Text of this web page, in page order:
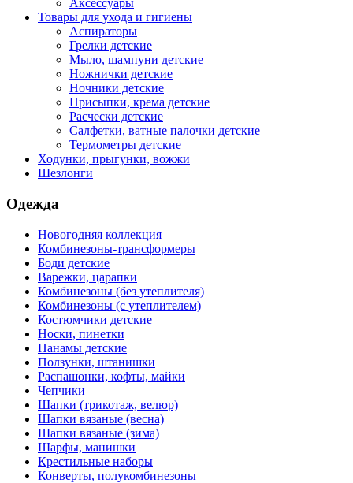
Аксессуары
Товары для ухода и гигиены
Аспираторы
Грелки детские
Мыло, шампуни детские
Ножнички детские
Ночники детские
Присыпки, крема детские
Расчески детские
Салфетки, ватные палочки детские
Термометры детские
Ходунки, прыгунки, вожжи
Шезлонги
Одежда
Новогодняя коллекция
Комбинезоны-трансформеры
Боди детские
Варежки, царапки
Комбинезоны (без утеплителя)
Комбинезоны (с утеплителем)
Костюмчики детские
Носки, пинетки
Панамы детские
Ползунки, штанишки
Распашонки, кофты, майки
Чепчики
Шапки (трикотаж, велюр)
Шапки вязаные (весна)
Шапки вязаные (зима)
Шарфы, манишки
Крестильные наборы
Конверты, полукомбинезоны